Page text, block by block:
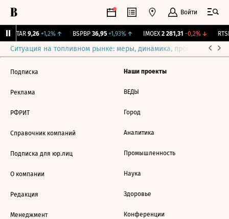
Войти
UTAR 9,26 +1,2%↑ BSPBP 36,95 +1,93%↑ IMOEX 2 281,31 -0,2%↓ RTSI
Ситуация на топливном рынке: меры, динамика, прогнозы
Подписка
Реклама
РФРИТ
Справочник компаний
Подписка для юр.лиц
О компании
Редакция
Менеджмент
Наши проекты
ВЕДЫ
Город
Аналитика
Промышленность
Наука
Здоровье
Конференции